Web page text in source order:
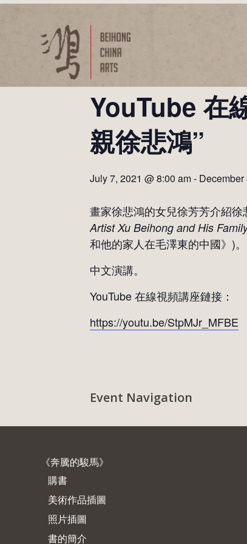
YouTube 在
親徐悲鴻”
July 7, 2021 @ 8:00 am-
畫家徐悲鴻的女兒徐芳芳介紹
Artist Xu Beihong and His
和他的家人在毛澤東的中國》)。
中文演講。
YouTube 在線視頻講座鏈接：
https://youtu.be/StpMJr_MFBE
Event Navigation
《奔騰的駿馬》
購書
美術作品插圖
照片插圖
書的簡介